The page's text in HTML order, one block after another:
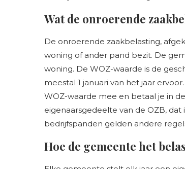
Wat de onroerende
De onroerende zaakbelasting,
woning of ander pand bezit. De
woning. De WOZ-waarde is de
meestal 1 januari van het jaar
WOZ-waarde mee en betaal je in
eigenaarsgedeelte van de OZB,
bedrijfspanden gelden andere
Hoe de gemeente het